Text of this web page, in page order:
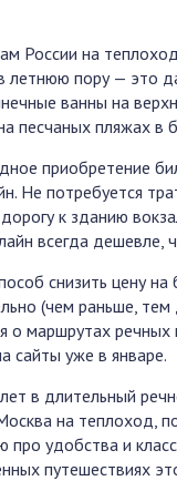
России на
летнюю пору — это
ванны на
песчаных пляжах в
приобретение
Не потребуется
к зданию
всегда дешевле,
снизить цену на
(чем раньше, тем
о маршрутах речных
сайты уже в январе.
в длительный
на теплоход,
удобства и
путешествиях